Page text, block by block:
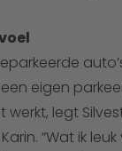
eigen
werkt, legt
“Wat ik